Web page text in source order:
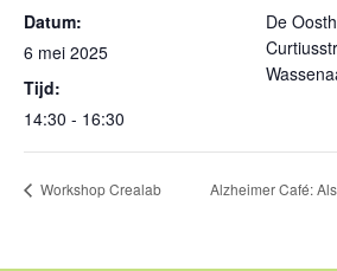
Datum:
6 mei 2025
Tijd:
14:30 - 16:30
De
Workshop Crealab Alzheimer Café: